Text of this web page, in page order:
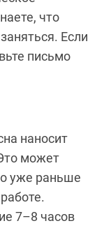
что
Если
письмо
наносит
может
уже раньше
7–8 часов